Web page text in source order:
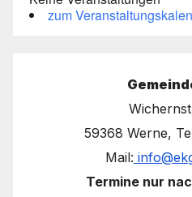
zum
59368 Werne,
Mail:
Termine nur